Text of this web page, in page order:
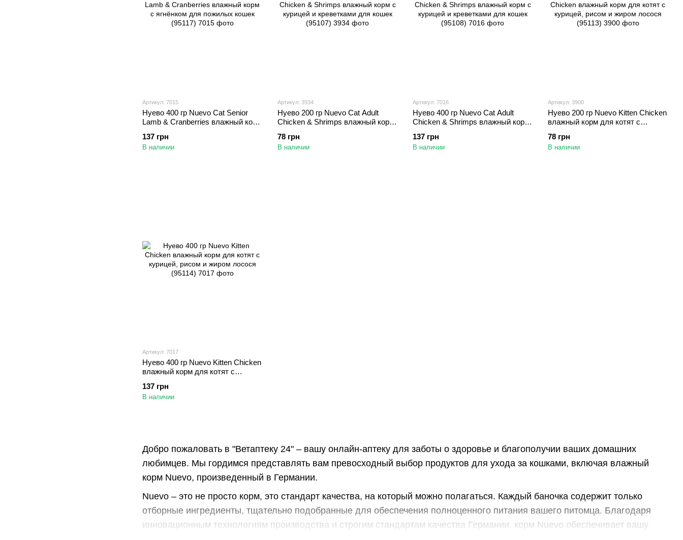
Добро пожаловать в "Ветаптеку 24" – вашу онлайн-аптеку для заботы о здоровье и благополучии ваших домашних
любимцев. Мы гордимся представлять вам превосходный выбор продуктов для ухода за кошками, включая влажный
корм Nuevo, произведенный в Германии.
Nuevo – это не просто корм, это стандарт качества, на который можно полагаться. Каждый баночка содержит только
отборные ингредиенты, тщательно подобранные для обеспечения полноценного питания вашего питомца. Благодаря
инновационным технологиям производства и строгим стандартам качества Германии, корм Nuevo обеспечивает вашу
Артикул: 7015
Нуево 400 гр Nuevo Cat Senior
Lamb & Cranberries влажный корм
(95117)
137 грн
В наличии
Артикул: 3934
Нуево 200 гр Nuevo Cat Adult
Chicken & Shrimps влажный корм
кошек (95107)
78 грн
В наличии
Артикул: 7016
Нуево 400 гр Nuevo Cat Adult
Chicken & Shrimps влажный корм
кошек (95108)
137 грн
В наличии
Артикул: 3900
Нуево 200 гр Nuevo Kitten Chicken
влажный корм для котят с
(95113)
78 грн
В наличии
Артикул: 7017
Нуево 400 гр Nuevo Kitten Chicken
влажный корм для котят с
(95114)
137 грн
В наличии